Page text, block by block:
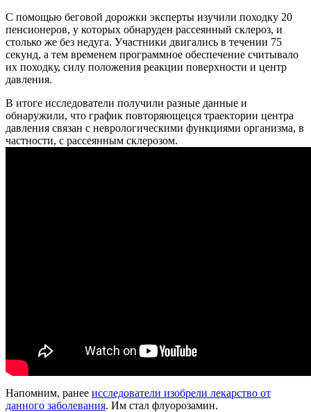
С помощью беговой дорожки эксперты изучили походку 20
пенсионеров, у которых обнаруден рассеянный склероз, и
столько же без недуга. Участники двигались в течении 75
секунд, а тем временем программное обеспечение считывало
их походку, силу положения реакции поверхности и центр
давления.
В итоге исследователи получили разные данные и
обнаружили, что график повторяющецся траектории центра
давления связан с неврологическими функциями организма, в
частности, с рассеянным склерозом.
Напомним, ранее исследователи изобрели лекарство от
данного заболевания. Им стал флуорозамин.